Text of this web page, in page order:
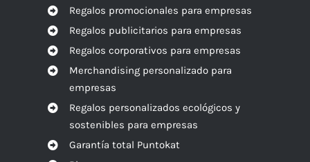
Regalos promocionales para empresas
Regalos publicitarios para empresas
Regalos corporativos para empresas
Merchandising personalizado para
empresas
Regalos personalizados ecológicos y
sostenibles para empresas
Garantía total Puntokat